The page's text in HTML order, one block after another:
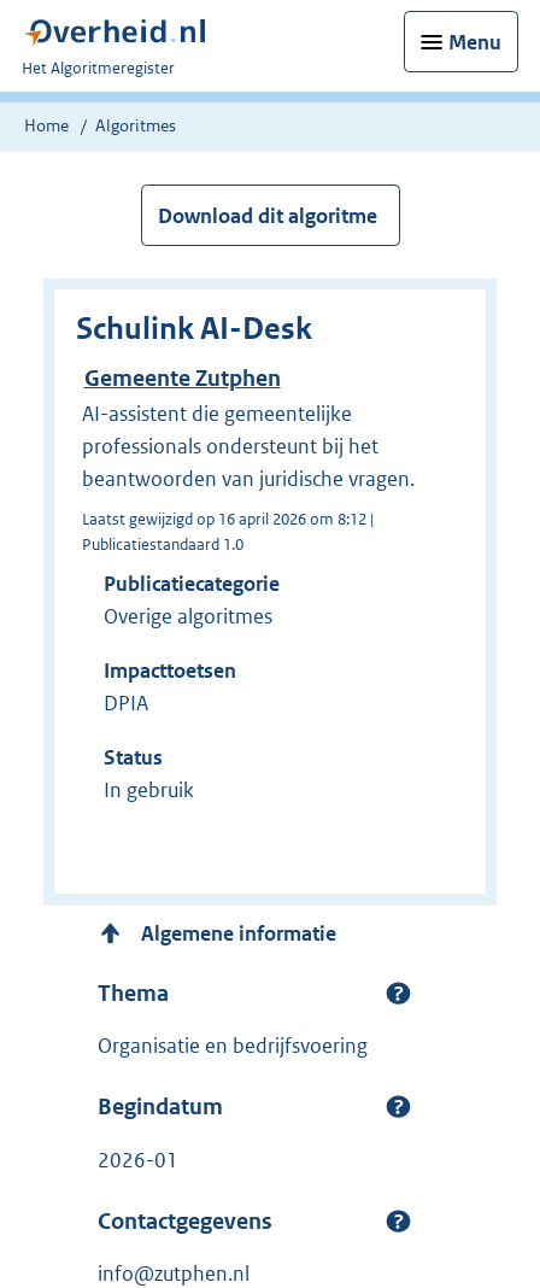
Menu
U
bent
nu
Het Algoritmeregister
Home Algoritmes
Download dit algoritme
Schulink AI-Desk
Gemeente Zutphen
AI-assistent die gemeentelijke
professionals ondersteunt bij het
beantwoorden van juridische vragen.
Laatst gewijzigd op 16 april 2026 om 8:12 |
Publicatiestandaard 1.0
Publicatiecategorie
Overige algoritmes
Impacttoetsen
DPIA
Status
In gebruik
Algemene informatie
Thema
Organisatie en bedrijfsvoering
Begindatum
2026-01
Contactgegevens
info@zutphen.nl